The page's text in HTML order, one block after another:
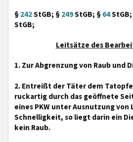
§242StGB; §249StGB; §64
StGB;
Leitsätze des
1. Zur Abgrenzung von Raub und
2. Entreißt der Täter dem
ruckartig durch das geöffnete
eines PKW unter Ausnutzung von
Schnelligkeit, so liegt darin ein
kein Raub.